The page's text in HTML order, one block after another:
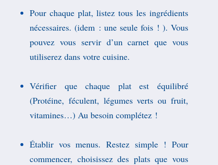
Pour chaque plat, listez tous les ingrédients
nécessaires.(idem : une seule fois ! ). Vous
pouvez vous servir d’un carnet que vous
utiliserez dans votre cuisine.
Vérifier que chaque plat est équilibré
(Protéine, féculent, légumes verts ou fruit,
vitamines…) Au besoin complétez !
Établir vos menus. Restez simple ! Pour
commencer, choisissez des plats que vous